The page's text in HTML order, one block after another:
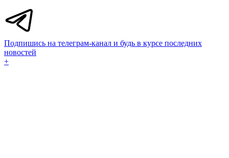
Подпишись на телеграм-канал и будь в курсе последних
новостей
+